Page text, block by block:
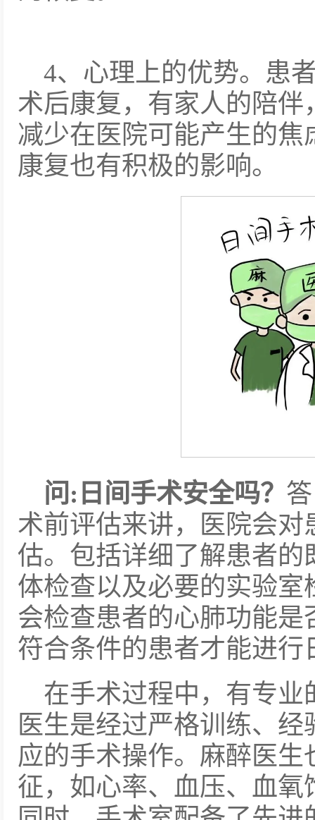
4、心理上的优势。患
术后康复，有家人的陪
减少在医院可能产生的
康复也有积极的影响。
问: 日间手术安全吗？
术前评估来讲，医院会
估。包括详细了解患者
体检查以及必要的实验
会检查患者的心肺功能
符合条件的患者才能进行
在手术过程中，有专
医生是经过严格训练、
应的手术操作。麻醉医
征，如心率、血压、血